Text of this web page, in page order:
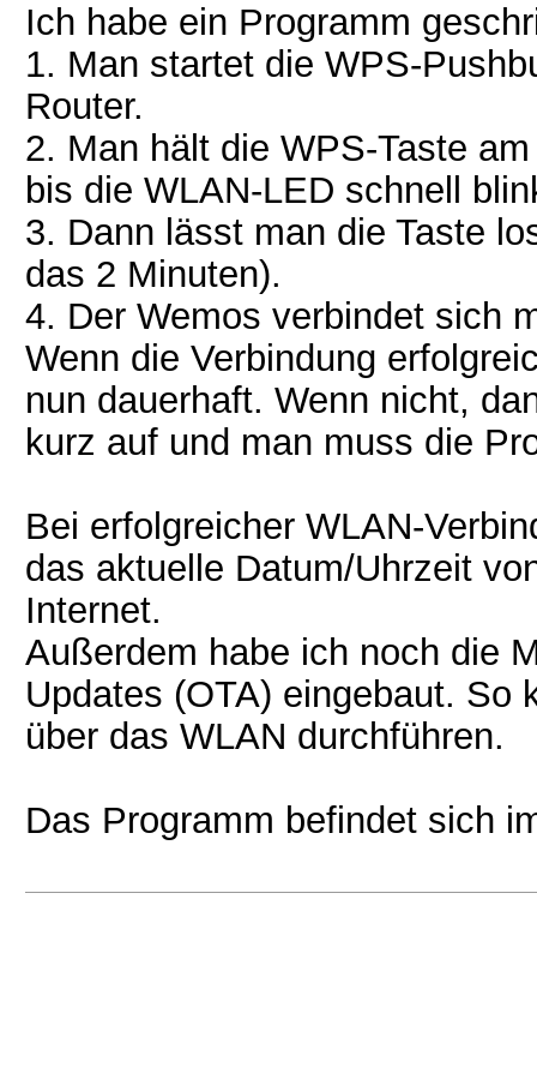
Ich habe ein Programm
1. Man startet die WPS-
Router.
2. Man hält die WPS-Taste
bis die WLAN-LED schnell
3. Dann lässt man die Taste
das 2 Minuten).
4. Der Wemos verbindet sich
Wenn die Verbindung
nun dauerhaft. Wenn nicht,
kurz auf und man muss die
Bei erfolgreicher WLAN-
das aktuelle Datum/Uhrzeit
Internet.
Außerdem habe ich noch die
Updates (OTA) eingebaut. So
über das WLAN durchführen.
Das Programm befindet sich